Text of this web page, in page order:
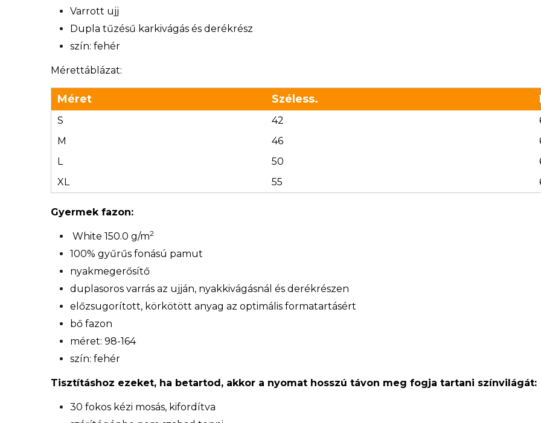
Varrott ujj
Dupla tűzésű karkivágás és derékrész
szín: fehér
Mérettáblázat:
Méret Széless.
S 42
M
46
L
50
XL
55
Gyermek fazon:
White 150.0 g/m2
100% gyűrűs fonású pamut
nyakmegerősítő
duplasoros varrás az ujján, nyakkivágásnál és derékrészen
előzsugorított, körkötött anyag az optimális formatartásért
bő fazon
méret: 98-164
szín: fehér
Tisztításhoz ezeket, ha betartod, akkor a nyomat hosszú távon meg fogja tartani színvilágát:
30 fokos kézi mosás, kifordítva